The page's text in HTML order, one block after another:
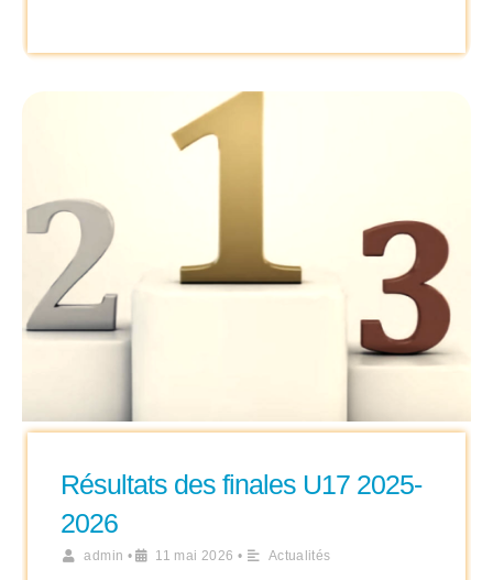
Résultats des finales U17 2025-
2026
admin • 11 mai 2026 • Actualités